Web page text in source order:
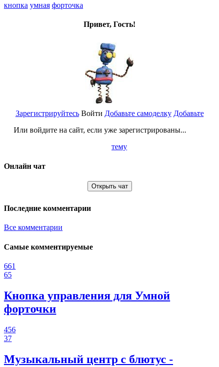
кнопка умная форточка
Привет, Гость!
Зарегистрируйтесь
Или войдите на сайт, если уже зарегистрированы...
Войти Добавьте самоделку Добавьте
тему
Онлайн чат
Открыть чат
Последние комментарии
Все комментарии
Самые комментируемые
661
65
Кнопка управления для Умной
форточки
456
37
Музыкальный центр с блютус -